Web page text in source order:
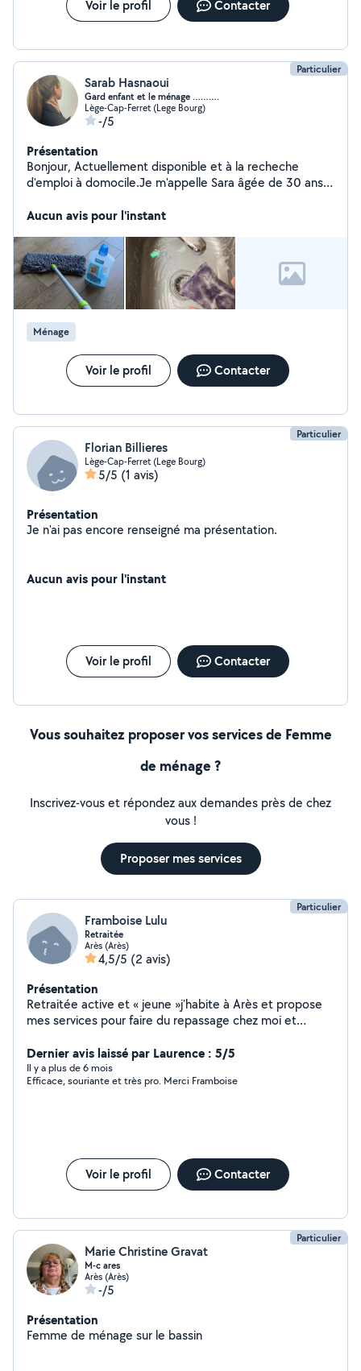
Voir le profil Contacter
Particulier
Sarab Hasnaoui
Gard enfant et le ménage ……….
Lège-Cap-Ferret (Lege Bourg)
-/5
Présentation
Bonjour, Actuellement disponible et à la recheche
d'emploi à domocile.Je m'appelle Sara âgée de 30 ans
pour: Garde enfants à domocile Aide ménagère Garde
au coucher Accompagnement Cuisine... Personne
sérieuse, bienveillante, autonome et toujours à l'écoute.
Ayant une expérience importante, consciente de la
responsabilité que porte la garde d'une personne et ma
culture a fait de moi une personne qui est prête à aider
et rendre service avec un bon coeur. N'hésitez pas à me
contacter pour n'importe quel renseignement. Merci
Aucun avis pour l'instant
Ménage
Voir le profil Contacter
Particulier
Florian Billieres
Lège-Cap-Ferret (Lege Bourg)
5/5 (1 avis)
Présentation
Je n'ai pas encore renseigné ma présentation.
Aucun avis pour l'instant
Voir le profil Contacter
Vous souhaitez proposer vos services de Femme
de ménage ?
Inscrivez-vous et répondez aux demandes près de chez
vous !
Proposer mes services
Particulier
Framboise Lulu
Retraitée
Arès (Arès)
4,5/5 (2 avis)
Présentation
Retraitée active et « jeune »j'habite à Arès et propose
mes services pour faire du repassage chez moi et
Dernier avis laissé par Laurence : 5/5
Il y a plus de 6 mois
Efficace, souriante et très pro. Merci Framboise
Voir le profil Contacter
Particulier
Marie Christine Gravat
M-c ares
Arès (Arès)
-/5
Présentation
Femme de ménage sur le bassin